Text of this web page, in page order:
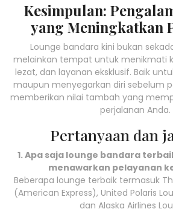
Kesimpulan:
yang Meningkatkan
Lounge bandara kini bukan
melainkan tempat untuk menikmati
lezat, dan layanan eksklusif. Baik
maupun menyegarkan diri sebelum
memberikan nilai tambah yang
perjalanan Anda.
Pertanyaan dan
1. Apa saja lounge bandara
menawarkan pelayanan
Beberapa lounge terbaik termasuk
(American Express), United Polaris
dan Alaska Airlines